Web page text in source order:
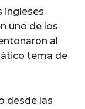
ingleses
uno de los
al
tema de
desde las